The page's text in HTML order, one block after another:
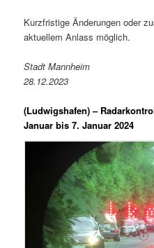
Kurzfristige Änderungen oder
aktuellem Anlass möglich.
Stadt Mannheim
28.12.2023
(Ludwigshafen) –
Januar bis 7. Januar 2024